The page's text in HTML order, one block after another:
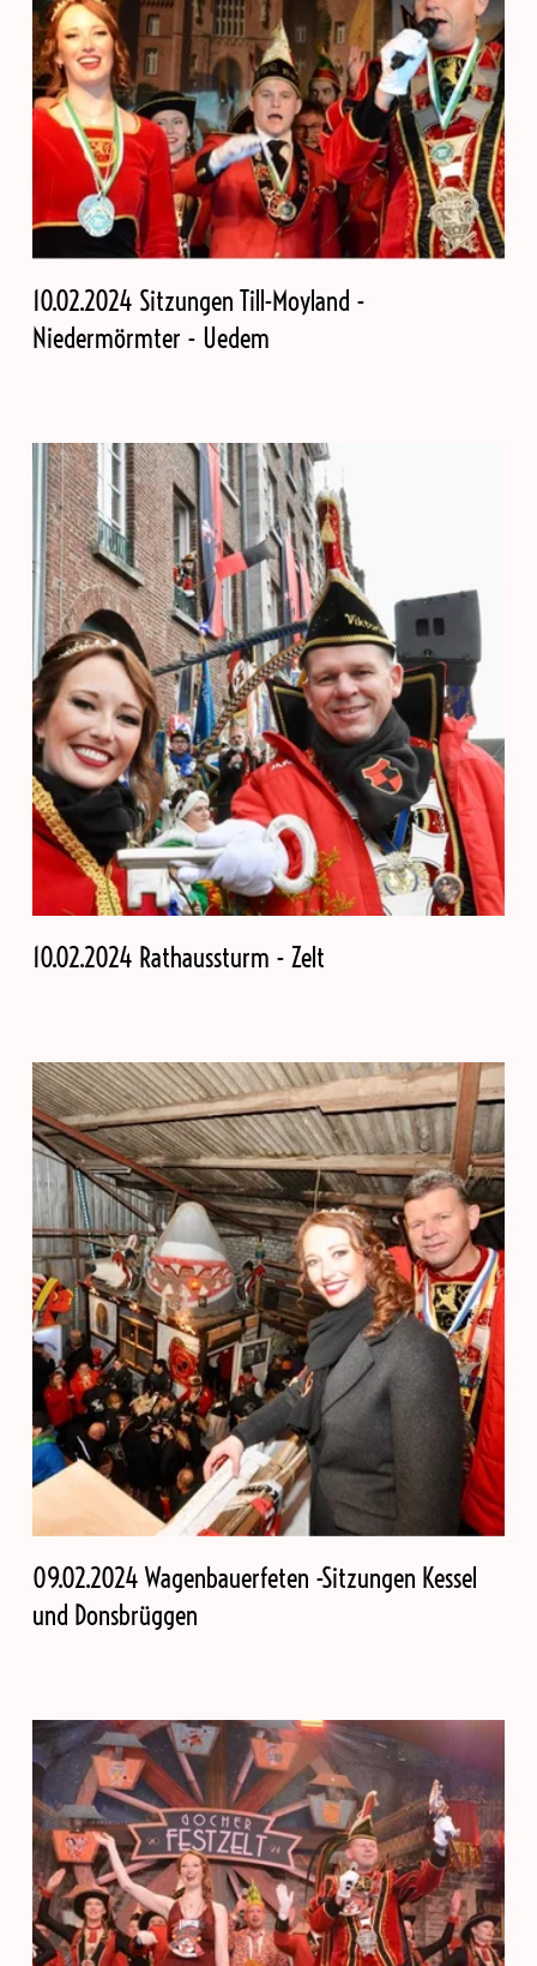
10.02.2024 Sitzungen Till-Moyland -
Niedermörmter - Uedem
10.02.2024 Rathaussturm - Zelt
09.02.2024 Wagenbauerfeten -Sitzungen Kessel
und Donsbrüggen